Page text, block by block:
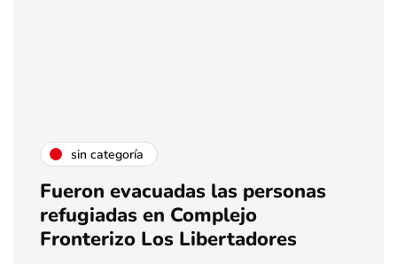
sin categoría
Fueron evacuadas las personas
refugiadas en Complejo
Fronterizo Los Libertadores